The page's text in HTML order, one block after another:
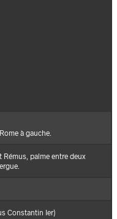
à gauche.
Rémus, palme entre deux
Constantin Ier)